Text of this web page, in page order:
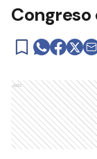
Congreso
Ads